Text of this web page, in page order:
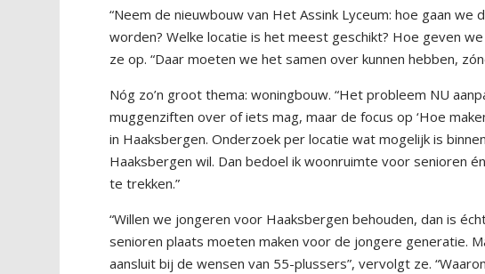
“Neem de nieuwbouw van Het Assink Lyceum: hoe gaan
worden? Welke locatie is het meest geschikt? Hoe geven
ze op. “Daar moeten we het samen over kunnen hebben,
Nóg zo’n groot thema: woningbouw. “Het probleem NU
muggenziften over of iets mag, maar de focus op ‘Hoe
in Haaksbergen. Onderzoek per locatie wat mogelijk is
Haaksbergen wil. Dan bedoel ik woonruimte voor senioren
te trekken.”
“Willen we jongeren voor Haaksbergen behouden, dan is
senioren plaats moeten maken voor de jongere generatie.
aansluit bij de wensen van 55-plussers”, vervolgt ze.